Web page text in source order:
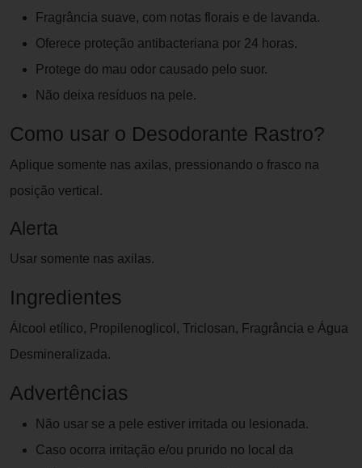
Fragrância suave, com notas florais e de lavanda.
Oferece proteção antibacteriana por 24 horas.
Protege do mau odor causado pelo suor.
Não deixa resíduos na pele.
Como usar o Desodorante Rastro?
Aplique somente nas axilas, pressionando o frasco na
posição vertical.
Alerta
Usar somente nas axilas.
Ingredientes
Álcool etílico, Propilenoglicol, Triclosan, Fragrância e Água
Desmineralizada.
Advertências
Não usar se a pele estiver irritada ou lesionada.
Caso ocorra irritação e/ou prurido no local da